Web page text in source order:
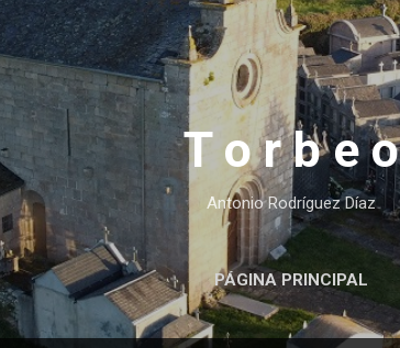
Ir al contenido principal
T o r b e o
Antonio Rodríguez Díaz
PÁGINA PRINCIPAL